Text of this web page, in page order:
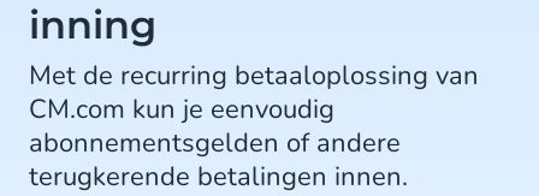
inning
Met de recurring betaaloplossing van
CM.com kun je eenvoudig
abonnementsgelden of andere
terugkerende betalingen innen.